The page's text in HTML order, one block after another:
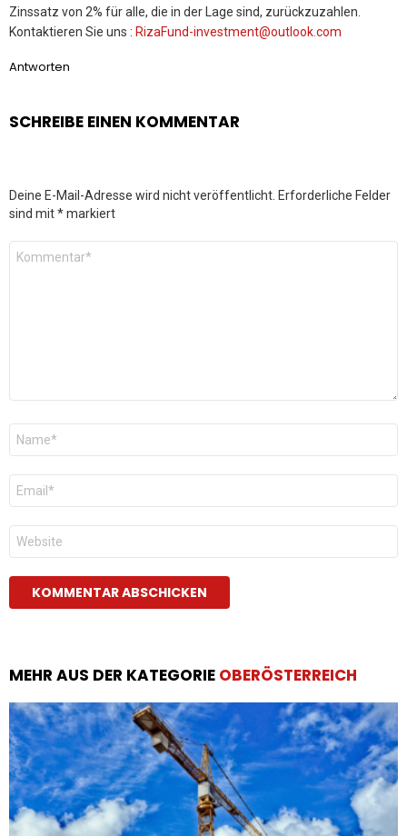
Zinssatz von 2% für alle, die in der Lage sind, zurückzuzahlen.
Kontaktieren Sie uns : RizaFund-investment@outlook.com
Antworten
SCHREIBE EINEN KOMMENTAR
Deine E-Mail-Adresse wird nicht veröffentlicht. Erforderliche Felder
sind mit*markiert
Kommentar
Name
E-
Mail
*
Website
MEHR AUS DER KATEGORIE OBERÖSTERREICH